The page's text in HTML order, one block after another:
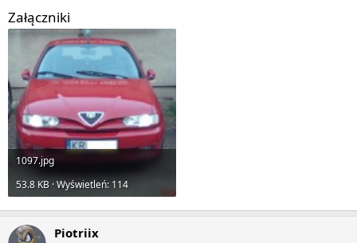
Załączniki
1097.jpg
53.8 KB · Wyświetleń: 114
Piotriix